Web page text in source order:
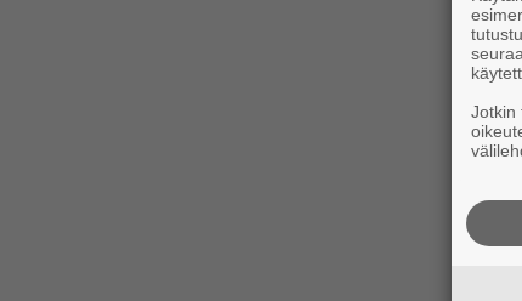
Jotkin